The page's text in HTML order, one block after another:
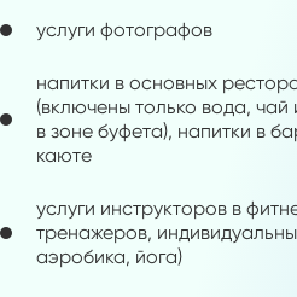
услуги фотографов
напитки в основных
(включены только вода, чай
в зоне буфета), напитки в
каюте
услуги инструкторов в
тренажеров,
аэробика, йога)